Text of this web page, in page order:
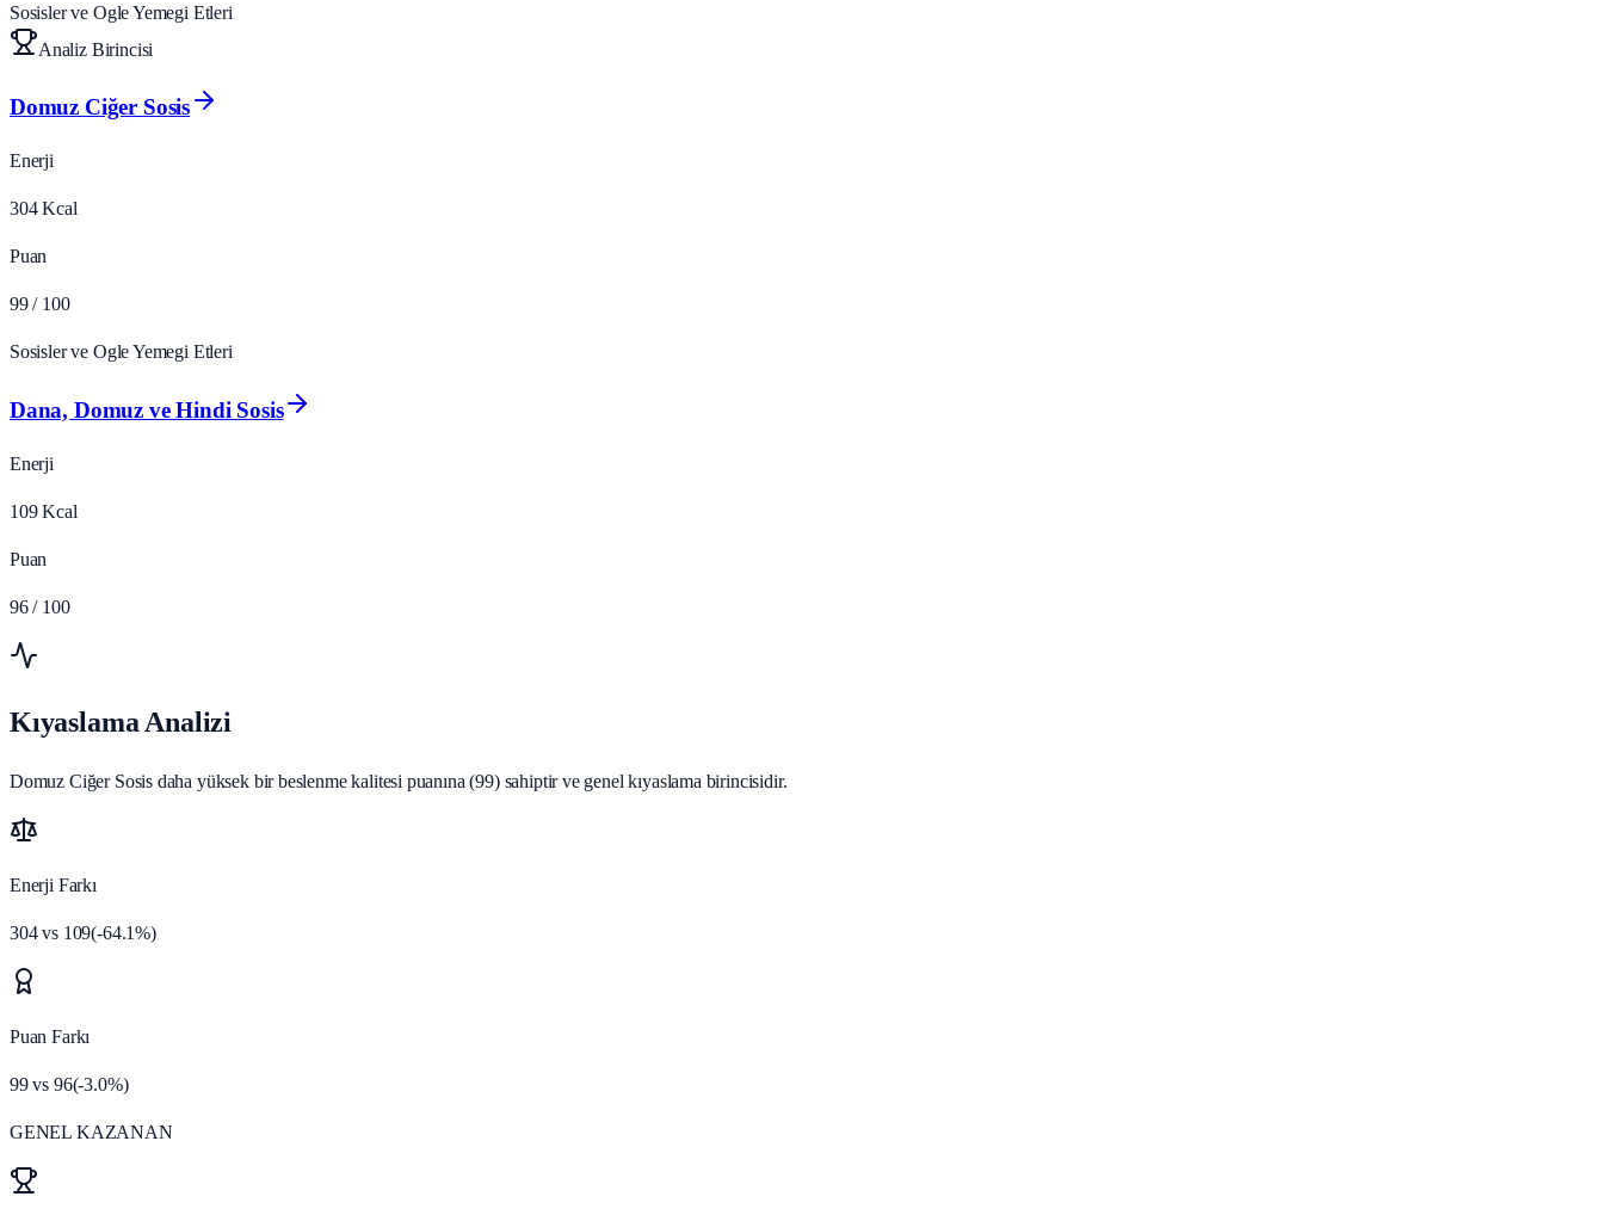
Sosisler ve Ogle Yemegi Etleri
Analiz Birincisi
Domuz Ciğer Sosis
Enerji
304 Kcal
Puan
99 / 100
Sosisler ve Ogle Yemegi Etleri
Dana, Domuz ve Hindi Sosis
Enerji
109 Kcal
Puan
96 / 100
Kıyaslama Analizi
Domuz Ciğer Sosis daha yüksek bir beslenme kalitesi puanına (99) sahiptir ve genel kıyaslama birincisidir.
Enerji Farkı
304vs 109(-64.1%)
Puan Farkı
99vs 96(-3.0%)
GENEL KAZANAN